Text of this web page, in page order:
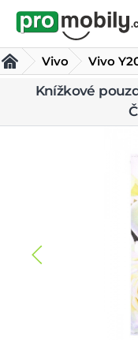
Vivo Vivo
TopQ na mobil Vivo
Knížkové